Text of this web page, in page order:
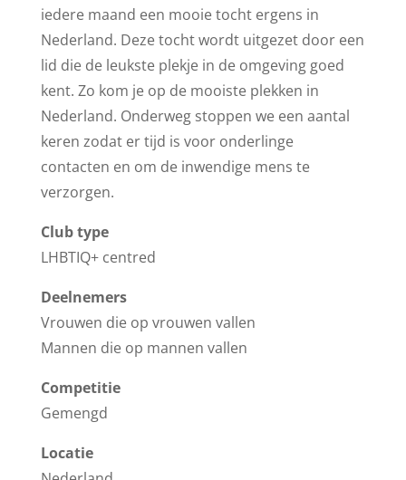
iedere maand een mooie tocht ergens in
Nederland. Deze tocht wordt uitgezet door een
lid die de leukste plekje in de omgeving goed
kent. Zo kom je op de mooiste plekken in
Nederland. Onderweg stoppen we een aantal
keren zodat er tijd is voor onderlinge
contacten en om de inwendige mens te
verzorgen.
Club type
LHBTIQ+ centred
Deelnemers
Vrouwen die op vrouwen vallen
Mannen die op mannen vallen
Competitie
Gemengd
Locatie